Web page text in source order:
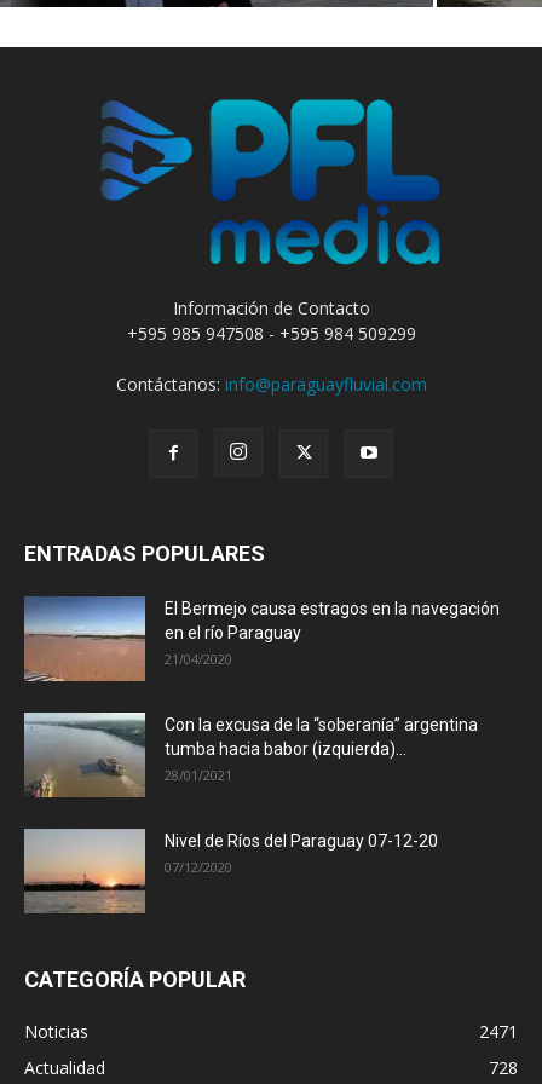
Información de Contacto
+595 985 947508 - +595 984 509299
Contáctanos: info@paraguayfluvial.com
ENTRADAS POPULARES
El Bermejo causa estragos en la navegación
en el río Paraguay
21/04/2020
Con la excusa de la “soberanía” argentina
tumba hacia babor (izquierda)...
28/01/2021
Nivel de Ríos del Paraguay 07-12-20
07/12/2020
CATEGORÍA POPULAR
Noticias
2471
Actualidad
728